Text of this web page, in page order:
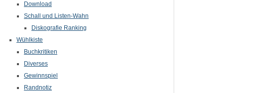
Download
Schall und Listen-Wahn
Diskografie Ranking
Wühlkiste
Buchkritiken
Diverses
Gewinnspiel
Randnotiz